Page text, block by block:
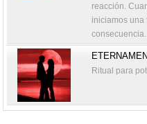
reacción.
iniciamos una
consecuencia.
Ritual para